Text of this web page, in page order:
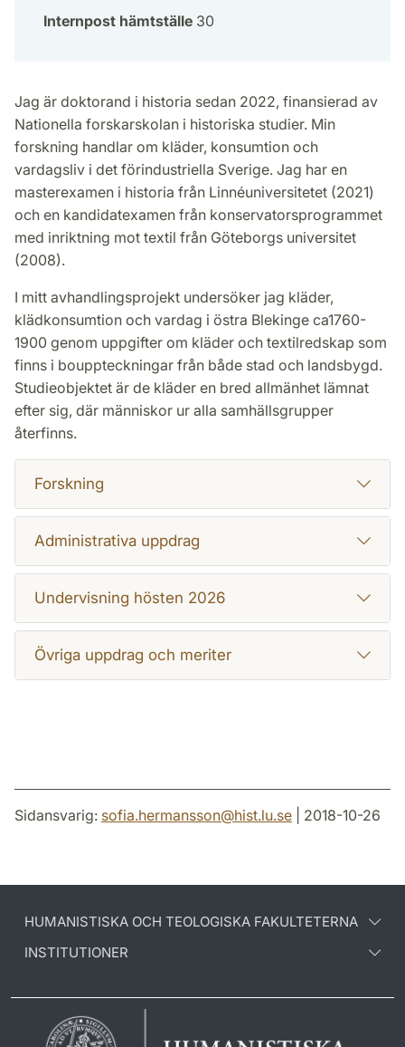
Internpost hämtställe 30
Jag är doktorand i historia sedan 2022, finansierad av
Nationella forskarskolan i historiska studier. Min
forskning handlar om kläder, konsumtion och
vardagsliv i det förindustriella Sverige. Jag har en
masterexamen i historia från Linnéuniversitetet (2021)
och en kandidatexamen från konservatorsprogrammet
med inriktning mot textil från Göteborgs universitet
(2008).
I mitt avhandlingsprojekt undersöker jag kläder,
klädkonsumtion och vardag i östra Blekinge ca1760-
1900 genom uppgifter om kläder och textilredskap som
finns i bouppteckningar från både stad och landsbygd.
Studieobjektet är de kläder en bred allmänhet lämnat
efter sig, där människor ur alla samhällsgrupper
återfinns.
Forskning
Administrativa uppdrag
Undervisning hösten 2026
Övriga uppdrag och meriter
Sidansvarig: sofia.hermansson@hist.lu.se | 2018-10-26
HUMANISTISKA OCH TEOLOGISKA FAKULTETERNA
INSTITUTIONER